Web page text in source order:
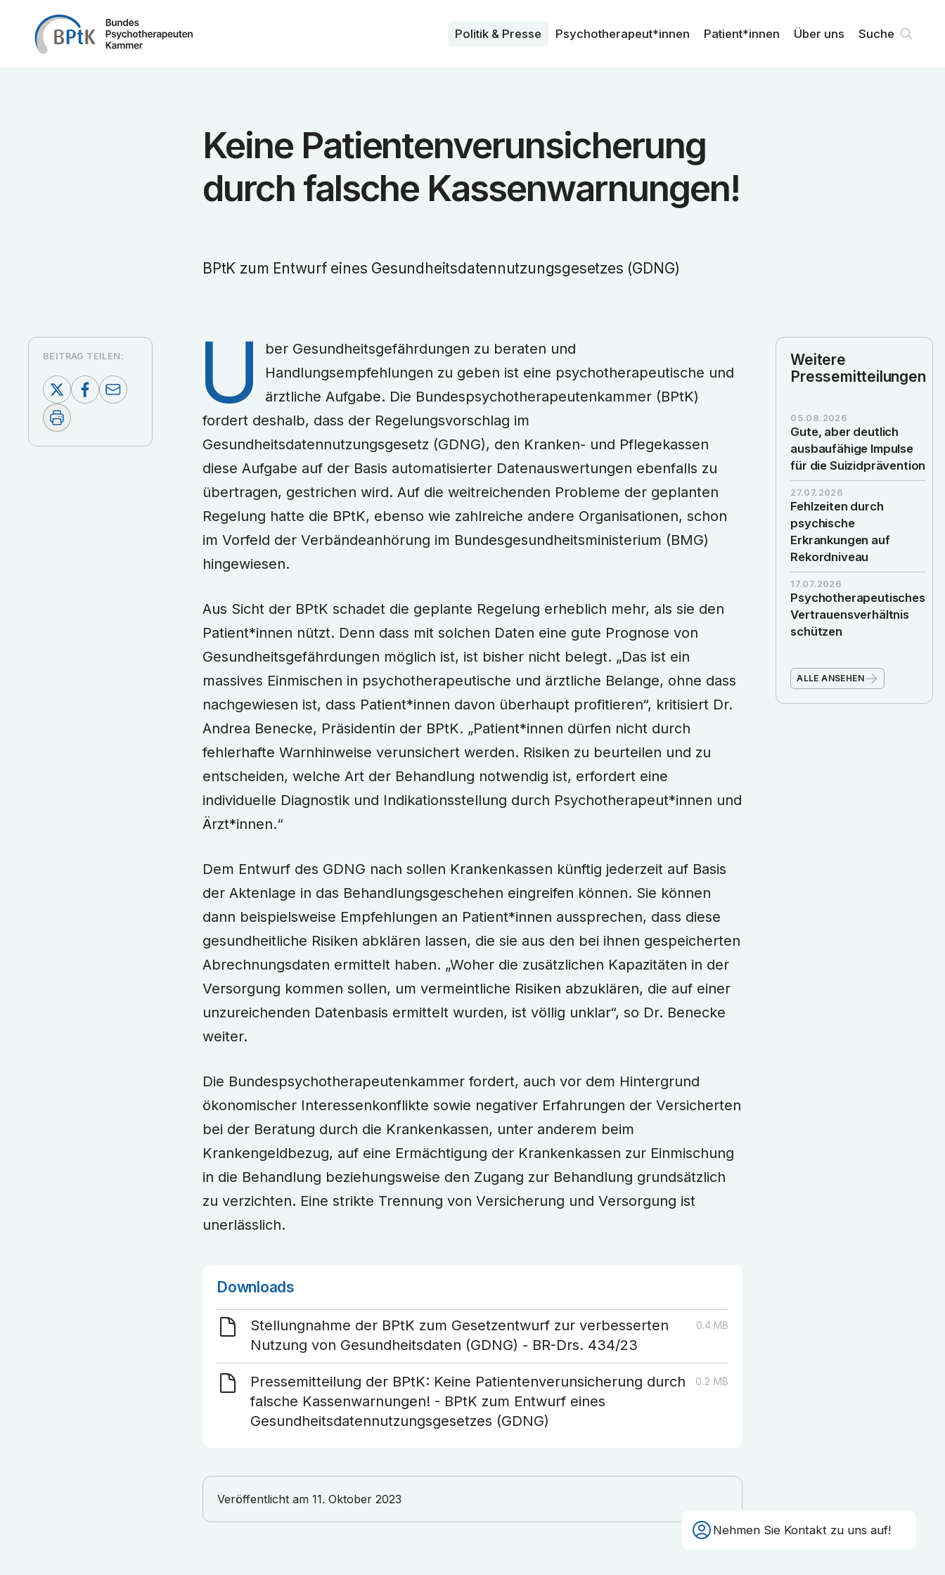
Zum Inhalt springen
Politik & Presse
Psycho­therapeut*innen Patient*innen Über uns
Nehmen Sie Kontakt zu uns auf!
Suche
Keine Patientenverunsicherung
durch falsche Kassenwarnungen!
BPtK zum Entwurf eines Gesundheitsdatennutzungsgesetzes (GDNG)
Ü
ber Gesundheitsgefährdungen zu beraten und
Handlungsempfehlungen zu geben ist eine psychotherapeutische und
ärztliche Aufgabe. Die Bundespsychotherapeutenkammer (BPtK)
fordert deshalb, dass der Regelungsvorschlag im
Gesundheitsdatennutzungsgesetz (GDNG), den Kranken- und Pflegekassen
diese Aufgabe auf der Basis automatisierter Datenauswertungen ebenfalls zu
übertragen, gestrichen wird. Auf die weitreichenden Probleme der geplanten
Regelung hatte die BPtK, ebenso wie zahlreiche andere Organisationen, schon
im Vorfeld der Verbändeanhörung im Bundesgesundheitsministerium (BMG)
hingewiesen.
Aus Sicht der BPtK schadet die geplante Regelung erheblich mehr, als sie den
Patient*innen nützt. Denn dass mit solchen Daten eine gute Prognose von
Gesundheitsgefährdungen möglich ist, ist bisher nicht belegt. „Das ist ein
massives Einmischen in psychotherapeutische und ärztliche Belange, ohne dass
nachgewiesen ist, dass Patient*innen davon überhaupt profitieren“, kritisiert Dr.
Andrea Benecke, Präsidentin der BPtK. „Patient*innen dürfen nicht durch
fehlerhafte Warnhinweise verunsichert werden. Risiken zu beurteilen und zu
entscheiden, welche Art der Behandlung notwendig ist, erfordert eine
individuelle Diagnostik und Indikationsstellung durch Psychotherapeut*innen und
Ärzt*innen.“
Dem Entwurf des GDNG nach sollen Krankenkassen künftig jederzeit auf Basis
der Aktenlage in das Behandlungsgeschehen eingreifen können. Sie können
dann beispielsweise Empfehlungen an Patient*innen aussprechen, dass diese
gesundheitliche Risiken abklären lassen, die sie aus den bei ihnen gespeicherten
Abrechnungsdaten ermittelt haben. „Woher die zusätzlichen Kapazitäten in der
Versorgung kommen sollen, um vermeintliche Risiken abzuklären, die auf einer
unzureichenden Datenbasis ermittelt wurden, ist völlig unklar“, so Dr. Benecke
weiter.
Die Bundespsychotherapeutenkammer fordert, auch vor dem Hintergrund
ökonomischer Interessenkonflikte sowie negativer Erfahrungen der Versicherten
bei der Beratung durch die Krankenkassen, unter anderem beim
Krankengeldbezug, auf eine Ermächtigung der Krankenkassen zur Einmischung
in die Behandlung beziehungsweise den Zugang zur Behandlung grundsätzlich
zu verzichten. Eine strikte Trennung von Versicherung und Versorgung ist
unerlässlich.
Downloads
Stellungnahme der BPtK zum Gesetzentwurf zur verbesserten
Nutzung von Gesundheitsdaten (GDNG) - BR-Drs. 434/23
0.4MB
Pressemitteilung der BPtK: Keine Patientenverunsicherung durch
falsche Kassenwarnungen! - BPtK zum Entwurf eines
Gesundheitsdatennutzungsgesetzes (GDNG)
0.2 MB
Veröffentlicht am 11. Oktober 2023
BEITRAG TEILEN:
Weitere
Pressemitteilungen
05.08.2026
Gute, aber deutlich
ausbaufähige Impulse
für die Suizidprävention
27.07.2026
Fehlzeiten durch
psychische
Erkrankungen auf
Rekordniveau
17.07.2026
Psychotherapeutisches
Vertrauensverhältnis
schützen
ALLE ANSEHEN